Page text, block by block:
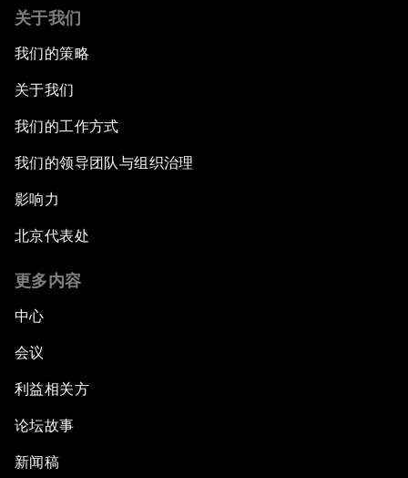
关于我们
我们的策略
关于我们
我们的工作方式
我们的领导团队与组织治理
影响力
北京代表处
更多内容
中心
会议
利益相关方
论坛故事
新闻稿